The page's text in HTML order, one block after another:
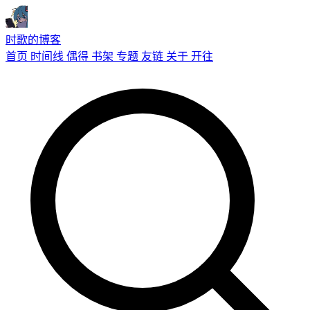
时歌的博客
首页 时间线 偶得 书架 专题 友链 关于 开往